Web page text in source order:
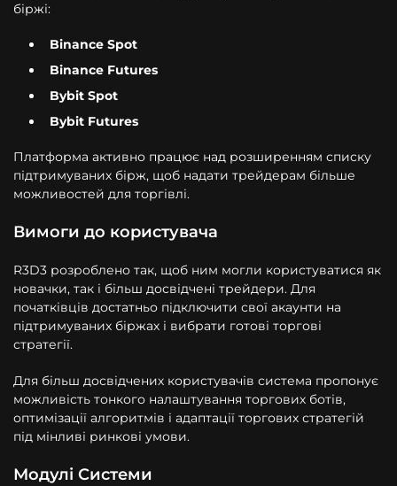
біржі:
Binance Spot
Binance Futures
Bybit Spot
Bybit Futures
Платформа активно працює над розширенням списку
підтримуваних бірж, щоб надати трейдерам більше
можливостей для торгівлі.
Вимоги до користувача
R3D3 розроблено так, щоб ним могли користуватися як
новачки, так і більш досвідчені трейдери. Для
початківців достатньо підключити свої акаунти на
підтримуваних біржах і вибрати готові торгові
стратегії.
Для більш досвідчених користувачів система пропонує
можливість тонкого налаштування торгових ботів,
оптимізації алгоритмів і адаптації торгових стратегій
під мінливі ринкові умови.
Модулі Системи